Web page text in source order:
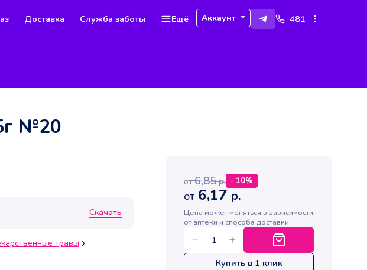
Доставка Служба заботы Ещё Аккаунт 481
№20
Скачать
травы
от 6,85р. - 10%
от 6,17 р.
Цена может меняться в зависимости
от аптеки и способа доставки
Купить в 1 клик